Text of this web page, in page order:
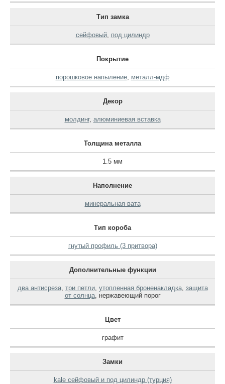
Тип замка
сейфовый, под цилиндр
Покрытие
порошковое напыление, металл-мдф
Декор
молдинг, алюминиевая вставка
Толщина металла
1.5 мм
Наполнение
минеральная вата
Тип короба
гнутый профиль (3 притвора)
Дополнительные функции
два антисреза, три петли, утопленная броненакладка, защита
от солнца, нержавеющий порог
Цвет
графит
Замки
kale сейфовый и под цилиндр (турция)